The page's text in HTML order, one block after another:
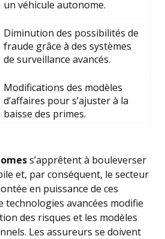
un véhicule autonome.
Diminution des possibilités de
fraude grâce à des systèmes
de surveillance avancés.
Modifications des modèles
d’affaires pour s’ajuster à la
baisse des primes.
s’apprêtent à bouleverser
et, par conséquent, le secteur
en puissance de ces
technologies avancées modifie
des risques et les modèles
Les assureurs se doivent